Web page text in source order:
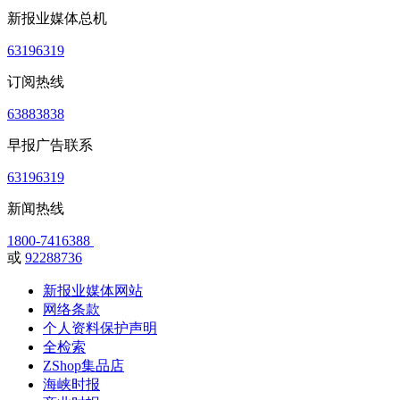
新报业媒体总机
63196319
订阅热线
63883838
早报广告联系
63196319
新闻热线
1800-7416388
或 92288736
新报业媒体网站
网络条款
个人资料保护声明
全检索
ZShop集品店
海峡时报